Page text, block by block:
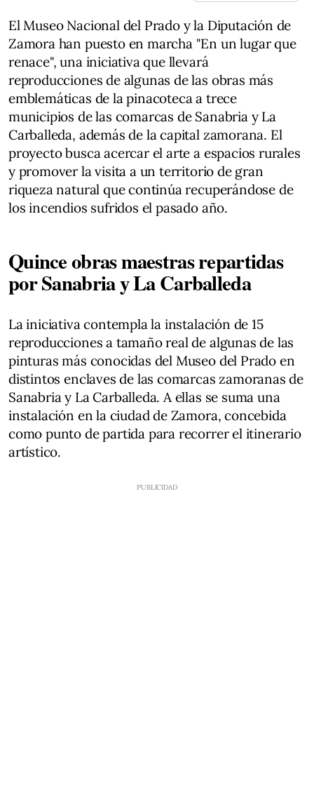
El Museo Nacional del Prado y la Diputación de
Zamora han puesto en marcha "En un lugar que
renace", una iniciativa que llevará
reproducciones de algunas de las obras más
emblemáticas de la pinacoteca a trece
municipios de las comarcas de Sanabria y La
Carballeda, además de la capital zamorana. El
proyecto busca acercar el arte a espacios rurales
y promover la visita a un territorio de gran
riqueza natural que continúa recuperándose de
los incendios sufridos el pasado año.
Quince obras maestras repartidas
por Sanabria y La Carballeda
La iniciativa contempla la instalación de 15
reproducciones a tamaño real de algunas de las
pinturas más conocidas del Museo del Prado en
distintos enclaves de las comarcas zamoranas de
Sanabria y La Carballeda. A ellas se suma una
instalación en la ciudad de Zamora, concebida
como punto de partida para recorrer el itinerario
artístico.